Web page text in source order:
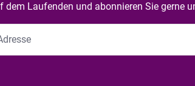
dem Laufenden und abonnieren Sie gerne